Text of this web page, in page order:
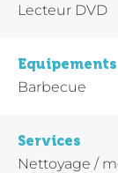
Lecteur DVD
Equipements
Barbecue
Services
Nettoyage /